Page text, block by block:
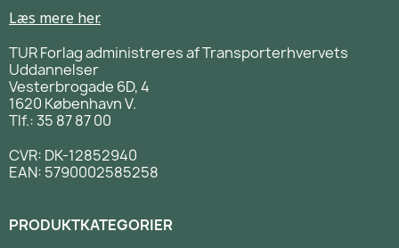
Læs mere her.
TUR Forlag administreres af Transporterhvervets
Uddannelser
Vesterbrogade 6D, 4
1620 København V.
Tlf.: 35 87 87 00
CVR: DK-12852940
EAN: 5790002585258
PRODUKTKATEGORIER